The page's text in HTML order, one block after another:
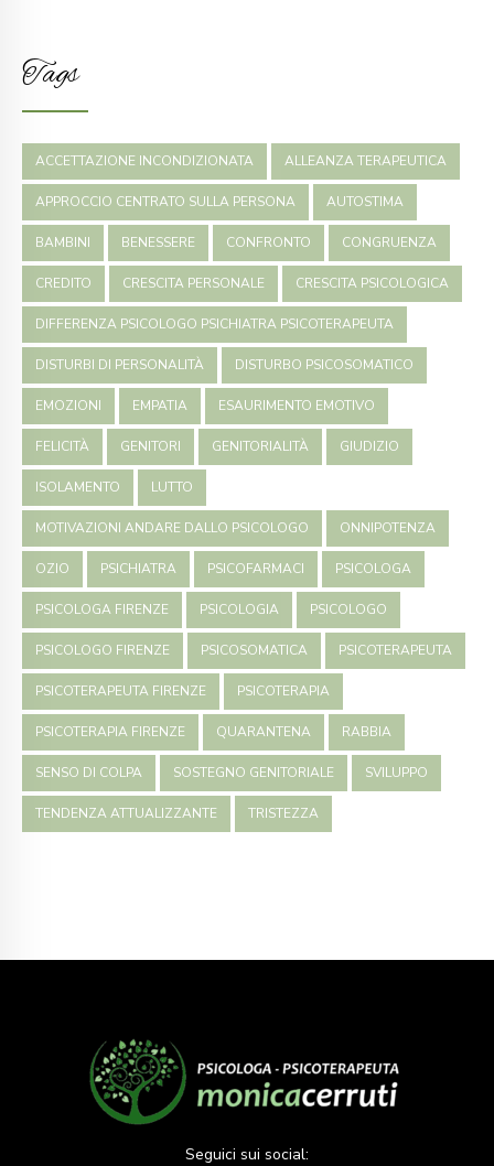
Tags
ACCETTAZIONE INCONDIZIONATA ALLEANZA TERAPEUTICA
APPROCCIO CENTRATO SULLA PERSONA AUTOSTIMA
BAMBINI BENESSERE CONFRONTO CONGRUENZA
CREDITO CRESCITA PERSONALE CRESCITA PSICOLOGICA
DIFFERENZA PSICOLOGO PSICHIATRA PSICOTERAPEUTA
DISTURBI DI PERSONALITÀ DISTURBO PSICOSOMATICO
EMOZIONI EMPATIA ESAURIMENTO EMOTIVO
FELICITÀ GENITORI GENITORIALITÀ GIUDIZIO
ISOLAMENTO LUTTO
MOTIVAZIONI ANDARE DALLO PSICOLOGO ONNIPOTENZA
OZIO PSICHIATRA PSICOFARMACI PSICOLOGA
PSICOLOGA FIRENZE PSICOLOGIA PSICOLOGO
PSICOLOGO FIRENZE PSICOSOMATICA PSICOTERAPEUTA
PSICOTERAPEUTA FIRENZE PSICOTERAPIA
PSICOTERAPIA FIRENZE QUARANTENA RABBIA
SENSO DI COLPA SOSTEGNO GENITORIALE SVILUPPO
TENDENZA ATTUALIZZANTE TRISTEZZA
Seguici sui social: